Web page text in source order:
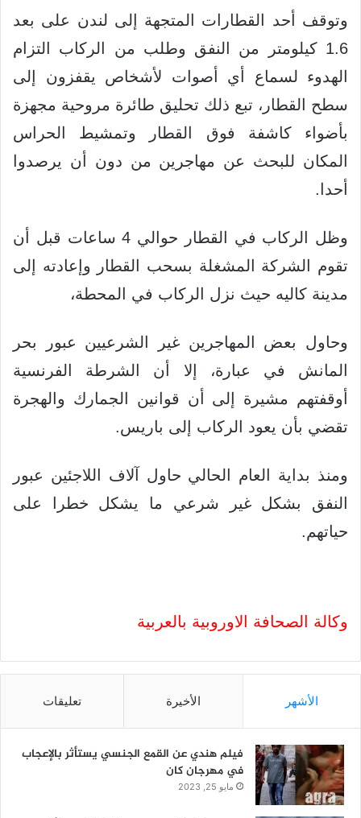
وتوقف أحد القطارات المتجهة إلى لندن على بعد
1.6 كيلومتر من النفق وطلب من الركاب التزام
الهدوء لسماع أي أصوات لأشخاص يقفزون إلى
سطح القطار، تبع ذلك تحليق طائرة مروحية مجهزة
بأضواء كاشفة فوق القطار وتمشيط الحراس
المكان للبحث عن مهاجرين من دون أن يرصدوا
أحدا.
وظل الركاب في القطار حوالي 4 ساعات قبل أن
تقوم الشركة المشغلة بسحب القطار وإعادته إلى
مدينة كاليه حيث نزل الركاب في المحطة،
وحاول بعض المهاجرين غير الشرعيين عبور بحر
المانش في عبارة، إلا أن الشرطة الفرنسية
أوقفتهم مشيرة إلى أن قوانين الجمارك والهجرة
تقضي بأن يعود الركاب إلى باريس.
ومنذ بداية العام الحالي حاول آلاف اللاجئين عبور
النفق بشكل غير شرعي ما يشكل خطرا على
حياتهم.
وكالة الصحافة الاوروبية بالعربية
الأشهر الأخيرة تعليقات
فيلم هندي عن القمع الجنسي يستأثر بالإعجاب
في مهرجان كان
مايو 25, 2023